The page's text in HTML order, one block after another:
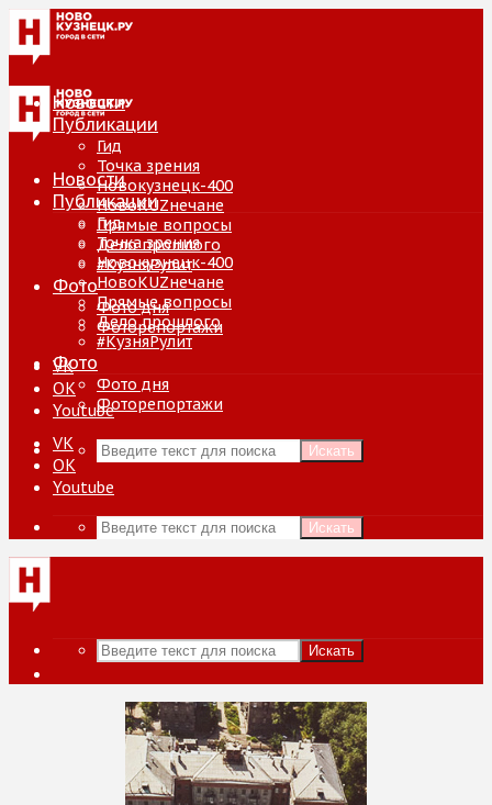
Новости
Публикации
Гид
Точка зрения
Новокузнецк-400
НовоKUZнечане
Прямые вопросы
Дело прошлого
#КузняРулит
Фото
Фото дня
Фоторепортажи
VK
ОК
Youtube
Искать
Новости
Публикации
Гид
Точка зрения
Новокузнецк-400
НовоKUZнечане
Прямые вопросы
Дело прошлого
#КузняРулит
Фото
Фото дня
Фоторепортажи
VK
ОК
Youtube
Искать
Искать